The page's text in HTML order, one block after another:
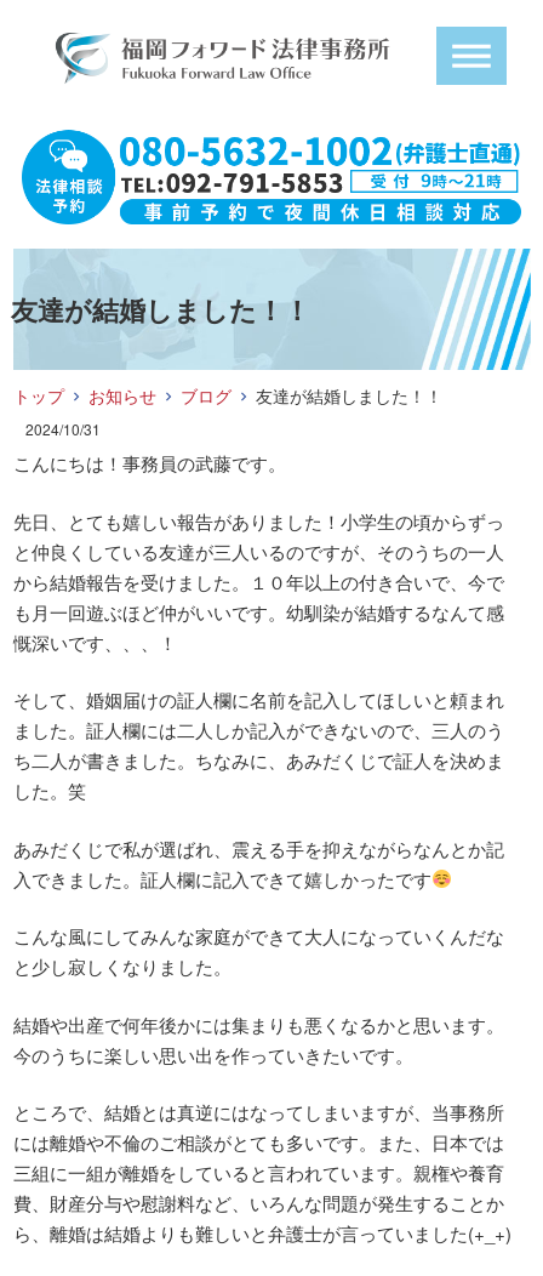
友達が結婚しました！！
トップ お知らせ ブログ 友達が結婚しました！！
2024/10/31
こんにちは！事務員の武藤です。
先日、とても嬉しい報告がありました！小学生の頃からずっ
と仲良くしている友達が三人いるのですが、そのうちの一人
から結婚報告を受けました。１０年以上の付き合いで、今で
も月一回遊ぶほど仲がいいです。幼馴染が結婚するなんて感
慨深いです、、、！
そして、婚姻届けの証人欄に名前を記入してほしいと頼まれ
ました。証人欄には二人しか記入ができないので、三人のう
ち二人が書きました。ちなみに、あみだくじで証人を決めま
した。笑
あみだくじで私が選ばれ、震える手を抑えながらなんとか記
入できました。証人欄に記入できて嬉しかったです
こんな風にしてみんな家庭ができて大人になっていくんだな
と少し寂しくなりました。
結婚や出産で何年後かには集まりも悪くなるかと思います。
今のうちに楽しい思い出を作っていきたいです。
ところで、結婚とは真逆にはなってしまいますが、当事務所
には離婚や不倫のご相談がとても多いです。また、日本では
三組に一組が離婚をしていると言われています。親権や養育
費、財産分与や慰謝料など、いろんな問題が発生することか
ら、離婚は結婚よりも難しいと弁護士が言っていました(+_+)